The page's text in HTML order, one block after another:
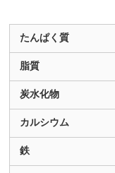
たんぱく質
脂質
炭水化物
カルシウム
鉄